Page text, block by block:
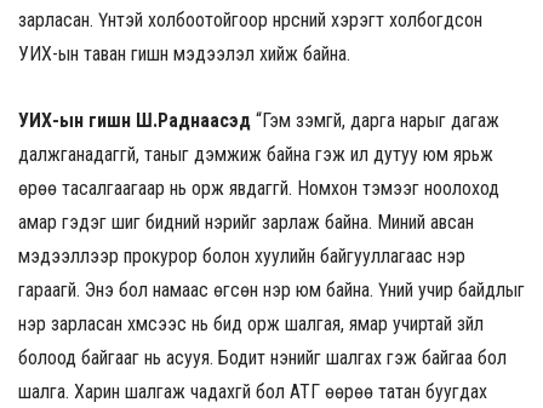
зарласан. Үүнтэй холбоотойгоор нүүрсний хэрэгт холбогдсон
УИХ-ын таван гишүүн мэдээлэл хийж байна.
УИХ-ын гишүүн Ш.Раднаасэд “Гэм зэмгүй, дарга нарыг дагаж
далжганадаггүй, таныг дэмжиж байна гэж илүү дутуу юм ярьж
өрөө тасалгаагаар нь орж явдаггүй. Номхон тэмээг ноолоход
амар гэдэг шиг бидний нэрийг зарлаж байна. Миний авсан
мэдээллээр прокурор болон хуулийн байгууллагаас нэр
гараагүй. Энэ бол намаас өгсөн нэр юм байна. Үүний учир байдлыг
нэр зарласан хүмүүсээс нь бид орж шалгая, ямар учиртай зүйл
болоод байгааг нь асууя. Бодит үнэнийг шалгах гэж байгаа бол
шалга. Харин шалгаж чадахгүй бол АТГ өөрөө татан буугдах